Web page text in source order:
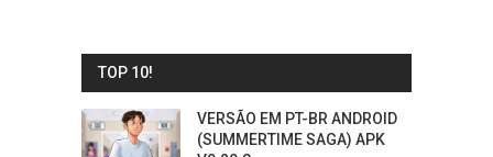
TOP 10!
VERSÃO EM PT-BR ANDROID
(SUMMERTIME SAGA) APK